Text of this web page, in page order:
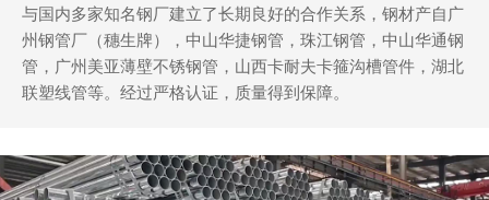
与国内多家知名钢厂建立了长期良好的合作关系，钢材产自广
州钢管厂（穗生牌），中山华捷钢管，珠江钢管，中山华通钢
管，广州美亚薄壁不锈钢管，山西卡耐夫卡箍沟槽管件，湖北
联塑线管等。经过严格认证，质量得到保障。